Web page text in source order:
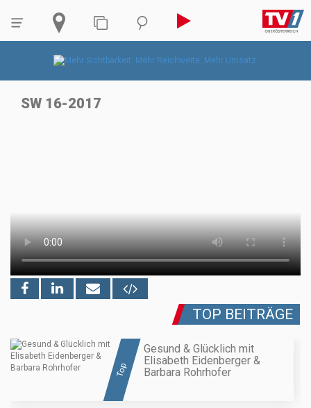
SW 16-2017
TOP BEITRÄGE
Top
Gesund & Glücklich mit
Elisabeth Eidenberger &
Barbara Rohrhofer